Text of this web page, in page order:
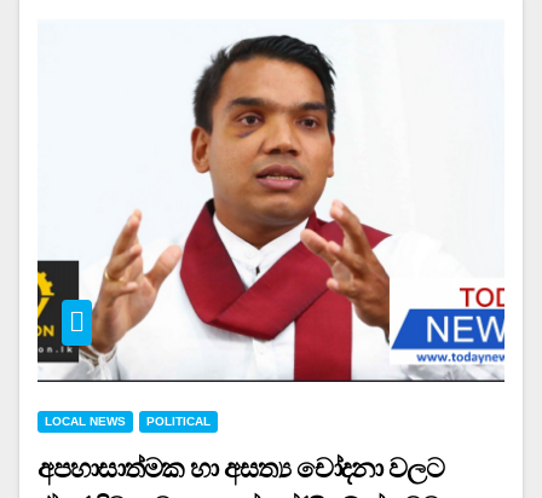
LOCAL NEWS POLITICAL
අපහාසාත්මක හා අසත්‍ය චෝදනා වලට